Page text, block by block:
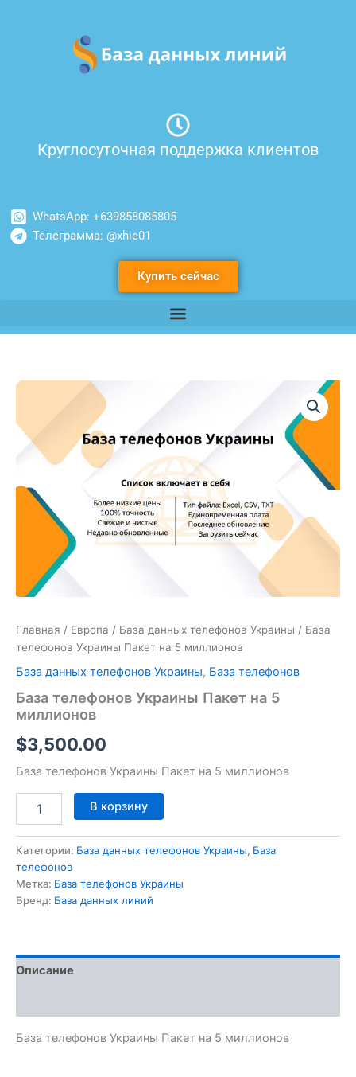
содержимому
Круглосуточная поддержка клиентов
WhatsApp: +639858085805
Телеграмма: @xhie01
Купить сейчас
Главная / Европа / База данных телефонов Украины / База
телефонов Украины Пакет на 5 миллионов
База данных телефонов Украины, База телефонов
База телефонов Украины Пакет на 5
миллионов
$3,500.00
База телефонов Украины Пакет на 5 миллионов
Количество
телефонов
Украины
на
миллионов
В корзину
Категории: База данных телефонов Украины, База
телефонов
Метка: База телефонов Украины
Бренд: База данных линий
Описание
База телефонов Украины Пакет на 5 миллионов